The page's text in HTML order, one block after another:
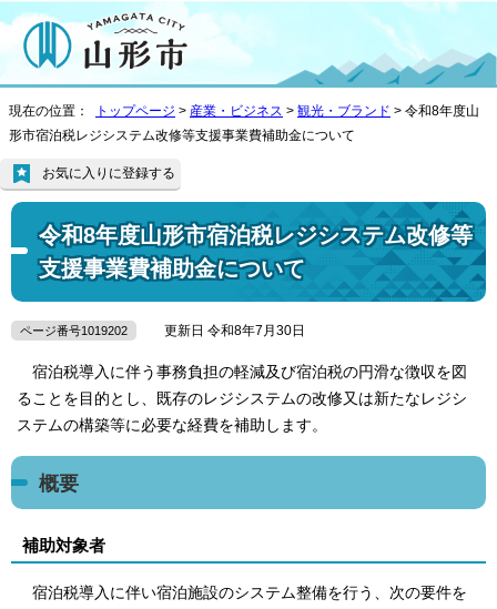
現在の位置： トップページ > 産業・ビジネス > 観光・ブランド > 令和8年度山
形市宿泊税レジシステム改修等支援事業費補助金について
令和8年度山形市宿泊税レジシステム改修等
支援事業費補助金について
お気に入りに登録する
ページ番号1019202 更新日 令和8年7月30日
宿泊税導入に伴う事務負担の軽減及び宿泊税の円滑な徴収を図
ることを目的とし、既存のレジシステムの改修又は新たなレジシ
ステムの構築等に必要な経費を補助します。
概要
補助対象者
宿泊税導入に伴い宿泊施設のシステム整備を行う、次の要件を